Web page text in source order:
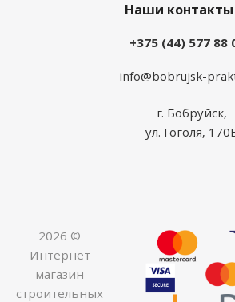
Наши контакты
+375 (44) 577 88
info@bobrujsk-
г. Бобруйск,
ул. Гоголя,
2026 ©
Интернет
магазин
строительных